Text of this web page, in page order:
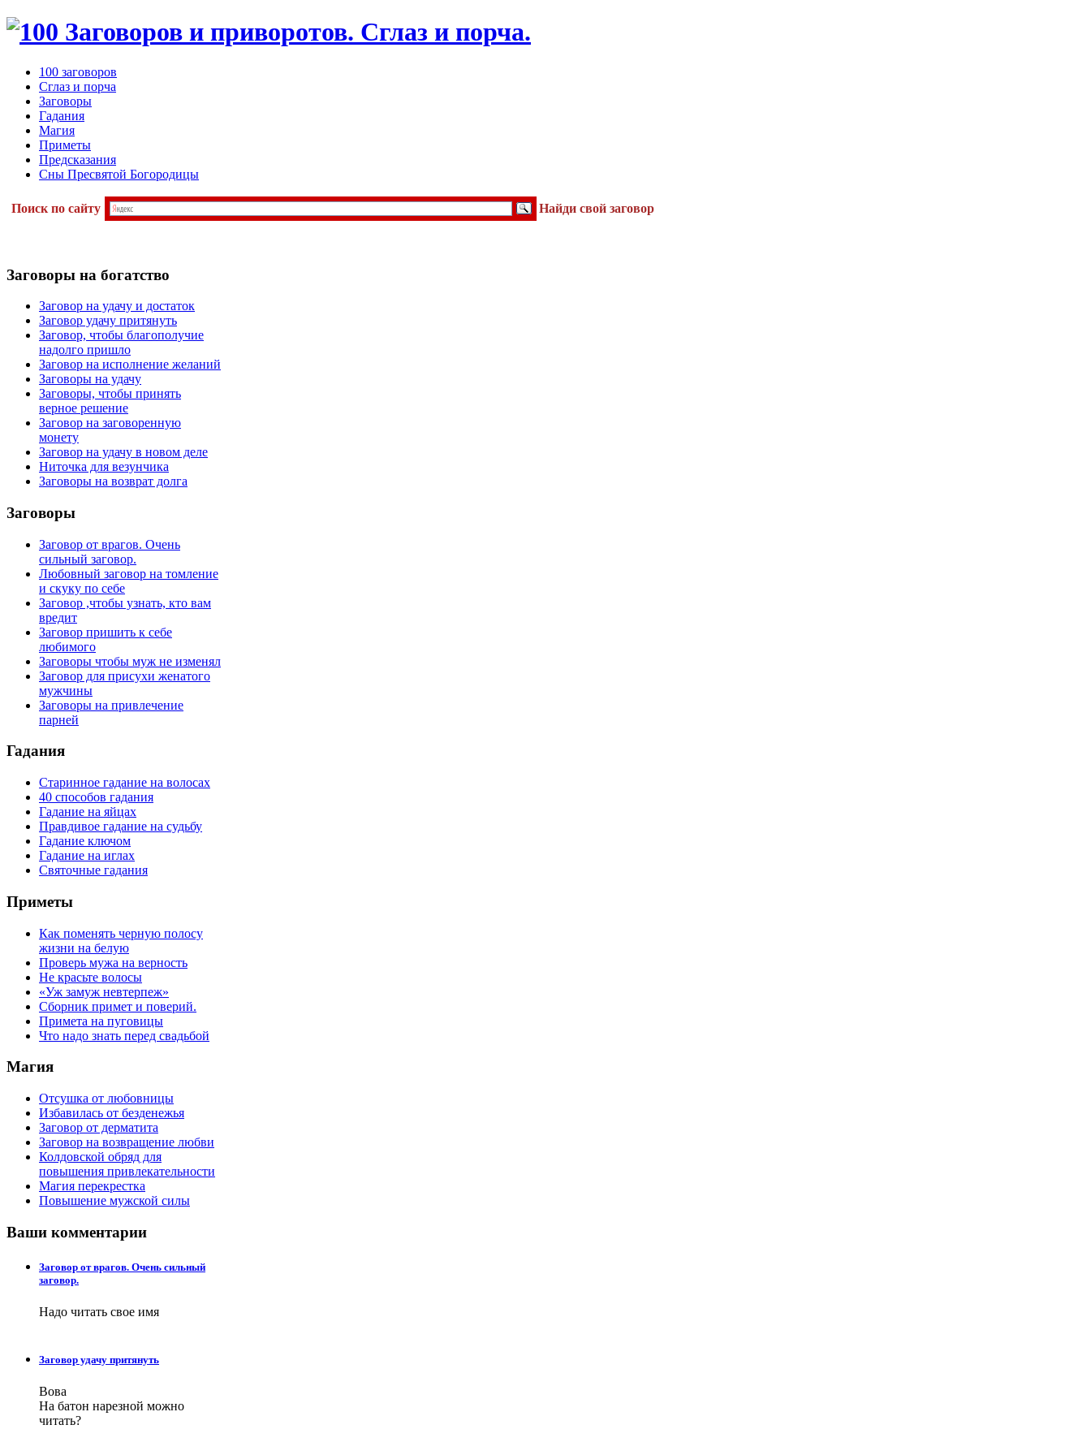
100 заговоров
Сглаз и порча
Заговоры
Гадания
Магия
Приметы
Предсказания
Сны Пресвятой Богородицы
Поиск по сайту Найди свой заговор
Заговоры на богатство
Заговор на удачу и достаток
Заговор удачу притянуть
Заговор, чтобы благополучие
надолго пришло
Заговор на исполнение желаний
Заговоры на удачу
Заговоры, чтобы принять
верное решение
Заговор на заговоренную
монету
Заговор на удачу в новом деле
Ниточка для везунчика
Заговоры на возврат долга
Заговоры
Заговор от врагов. Очень
сильный заговор.
Любовный заговор на томление
и скуку по себе
Заговор ,чтобы узнать, кто вам
вредит
Заговор пришить к себе
любимого
Заговоры чтобы муж не изменял
Заговор для присухи женатого
мужчины
Заговоры на привлечение
парней
Гадания
Старинное гадание на волосах
40 способов гадания
Гадание на яйцах
Правдивое гадание на судьбу
Гадание ключом
Гадание на иглах
Святочные гадания
Приметы
Как поменять черную полосу
жизни на белую
Проверь мужа на верность
Не красьте волосы
«Уж замуж невтерпеж»
Сборник примет и поверий.
Примета на пуговицы
Что надо знать перед свадьбой
Магия
Отсушка от любовницы
Избавилась от безденежья
Заговор от дерматита
Заговор на возвращение любви
Колдовской обряд для
повышения привлекательности
Магия перекрестка
Повышение мужской силы
Ваши комментарии
Заговор от врагов. Очень сильный
заговор.
Надо читать свое имя
Заговор удачу притянуть
Вова
На батон нарезной можно
читать?